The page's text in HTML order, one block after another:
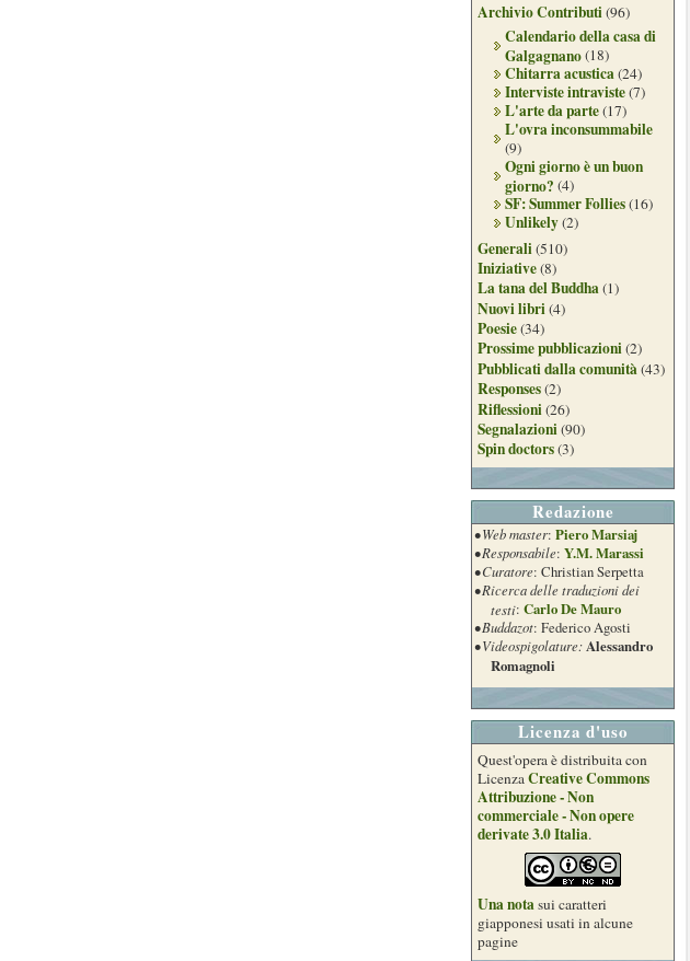
Archivio Contributi(96)
Calendario della casa di
Galgagnano(18)
Chitarra acustica(24)
Interviste intraviste(7)
L'arte da parte(17)
L'ovra inconsummabile
(9)
Ogni giorno è un buon
giorno? (4)
SF: Summer Follies(16)
Unlikely(2)
Generali(510)
Iniziative(8)
La tana del Buddha(1)
Nuovi libri(4)
Poesie(34)
Prossime pubblicazioni(2)
Pubblicati dalla comunità(43)
Responses(2)
Riflessioni(26)
Segnalazioni(90)
Spin doctors(3)
Redazione
• Web master: Piero Marsiaj
• Responsabile: Y.M. Marassi
• Curatore: Christian Serpetta
• Ricerca delle traduzioni dei
testi: Carlo De Mauro
• Buddazot: Federico Agosti
• Videospigolature:Alessandro
Romagnoli
Licenza d'uso
Quest'opera è distribuita con
LicenzaCreative Commons
Attribuzione - Non
commerciale - Non opere
derivate 3.0 Italia.
Una notasui caratteri
giapponesi usati in alcune
pagine